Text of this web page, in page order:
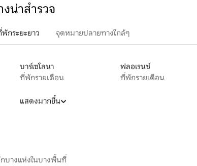
น่าสำรวจ
กระยะยาว จุดหมายปลายทางใกล้ๆ
บาร์เซโลนา
ที่พักรายเดือน
ฟลอเรนซ์
ที่พักรายเดือน
แสดงมากขึ้น
บางแห่งในบางพื้นที่